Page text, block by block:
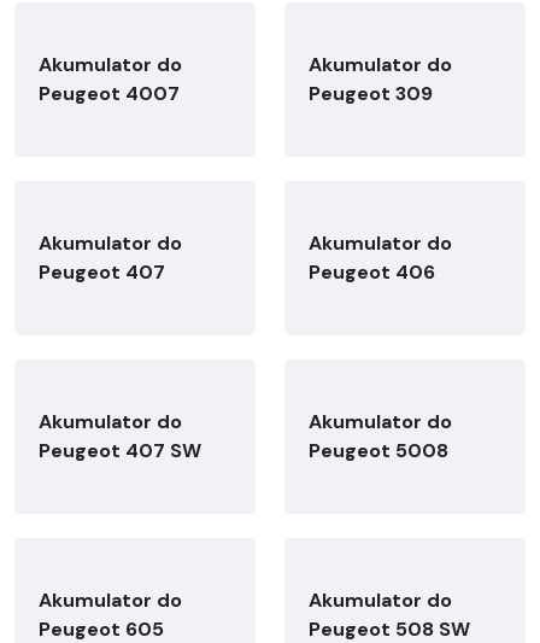
Akumulator do
Peugeot 4007
Akumulator do
Peugeot 309
Akumulator do
Peugeot 407
Akumulator do
Peugeot 406
Akumulator do
Peugeot 407 SW
Akumulator do
Peugeot 5008
Akumulator do
Peugeot 605
Akumulator do
Peugeot 508 SW